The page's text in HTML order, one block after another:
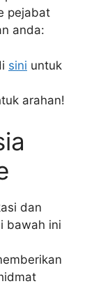
pejabat
anda:
sini untuk
arahan!
dan
bawah ini